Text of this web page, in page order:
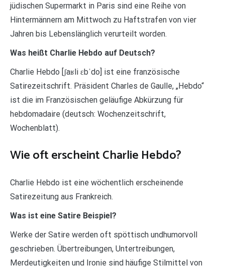
jüdischen Supermarkt in Paris sind eine Reihe von
Hintermännern am Mittwoch zu Haftstrafen von vier
Jahren bis Lebenslänglich verurteilt worden.
Was heißt Charlie Hebdo auf Deutsch?
Charlie Hebdo [ʃaʁli ɛbˈdo] ist eine französische
Satirezeitschrift. Präsident Charles de Gaulle, „Hebdo“
ist die im Französischen geläufige Abkürzung für
hebdomadaire (deutsch: Wochenzeitschrift,
Wochenblatt).
Wie oft erscheint Charlie Hebdo?
Charlie Hebdo ist eine wöchentlich erscheinende
Satirezeitung aus Frankreich.
Was ist eine Satire Beispiel?
Werke der Satire werden oft spöttisch undhumorvoll
geschrieben. Übertreibungen, Untertreibungen,
Merdeutigkeiten und Ironie sind häufige Stilmittel von